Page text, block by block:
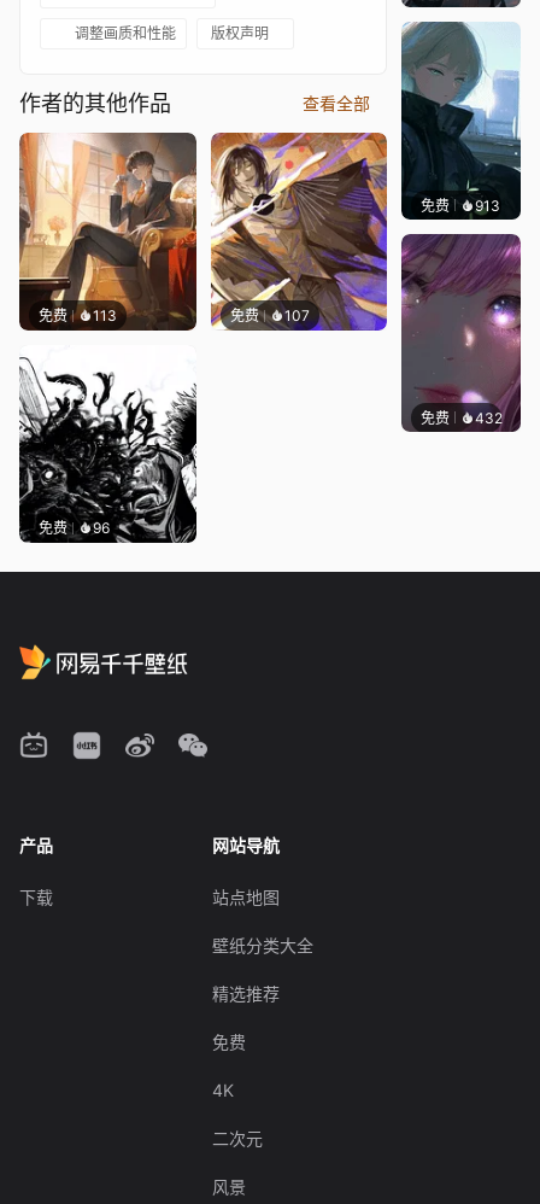
调整画质和性能 版权声明
作者的其他作品 查看全部
免费 113 免费 107
免费 96
免费 913辰东
免费 432辰东
产品
下载
网站导航
站点地图
壁纸分类大全
精选推荐
免费
4K
二次元
风景